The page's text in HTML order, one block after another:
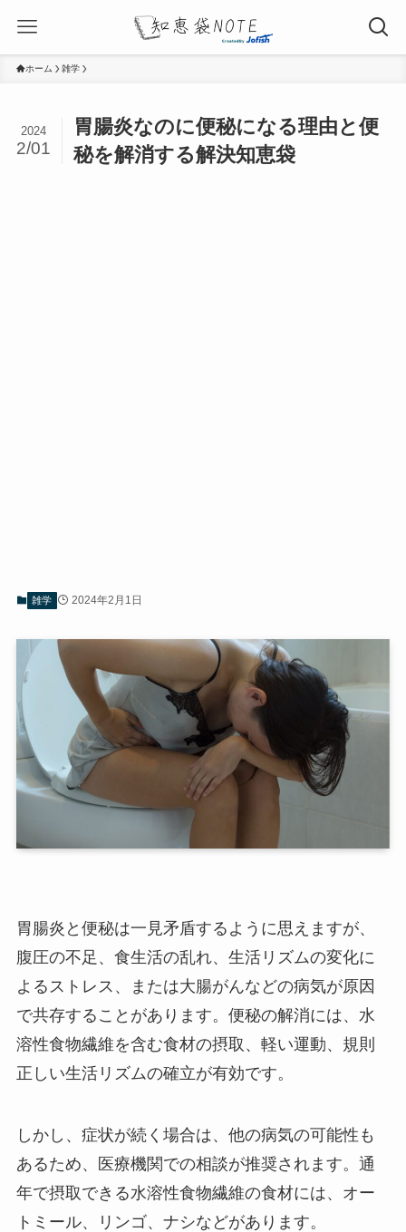
ホーム 雑学
胃腸炎なのに便秘になる理由と便
秘を解消する解決知恵袋
2024
2/01
雑学 2024年2月1日
胃腸炎と便秘は一見矛盾するように思えますが、
腹圧の不足、食生活の乱れ、生活リズムの変化に
よるストレス、または大腸がんなどの病気が原因
で共存することがあります。便秘の解消には、水
溶性食物繊維を含む食材の摂取、軽い運動、規則
正しい生活リズムの確立が有効です。
しかし、症状が続く場合は、他の病気の可能性も
あるため、医療機関での相談が推奨されます。通
年で摂取できる水溶性食物繊維の食材には、オー
トミール、リンゴ、ナシなどがあります。